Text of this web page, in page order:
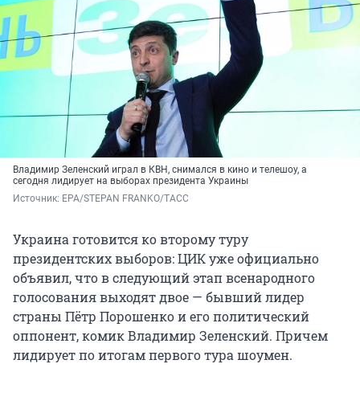
Владимир Зеленский играл в КВН, снимался в кино и телешоу, а
сегодня лидирует на выборах президента Украины
Источник: EPA/STEPAN FRANKO/ТАСС
Украина готовится ко второму туру
президентских выборов: ЦИК уже официально
объявил, что в следующий этап всенародного
голосования выходят двое — бывший лидер
страны Пётр Порошенко и его политический
оппонент, комик Владимир Зеленский. Причем
лидирует по итогам первого тура шоумен.